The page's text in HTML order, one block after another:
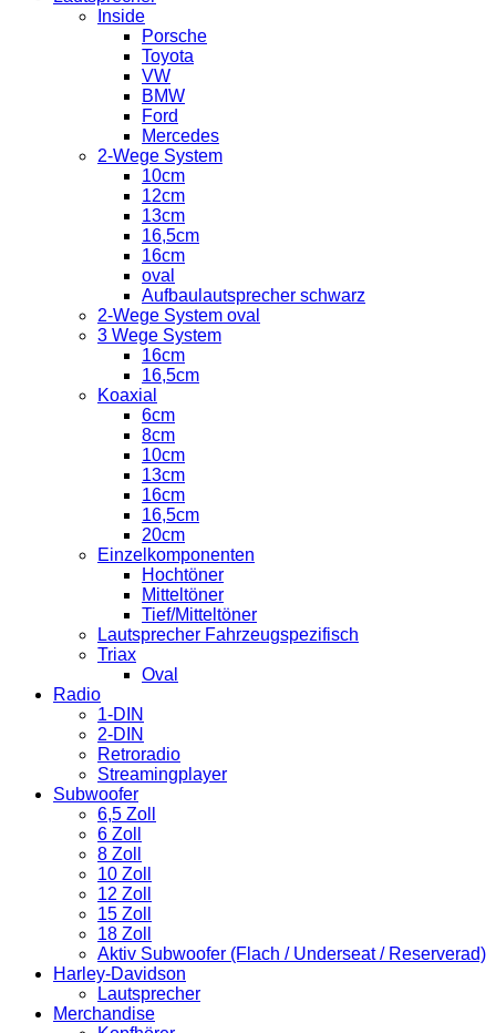
Inside
Porsche
Toyota
VW
BMW
Ford
Mercedes
2-Wege System
10cm
12cm
13cm
16,5cm
16cm
oval
Aufbaulautsprecher schwarz
2-Wege System oval
3 Wege System
16cm
16,5cm
Koaxial
6cm
8cm
10cm
13cm
16cm
16,5cm
20cm
Einzelkomponenten
Hochtöner
Mitteltöner
Tief/Mitteltöner
Lautsprecher Fahrzeugspezifisch
Triax
Oval
Radio
1-DIN
2-DIN
Retroradio
Streamingplayer
Subwoofer
6,5 Zoll
6 Zoll
8 Zoll
10 Zoll
12 Zoll
15 Zoll
18 Zoll
Aktiv Subwoofer (Flach / Underseat / Reserverad)
Harley-Davidson
Lautsprecher
Merchandise